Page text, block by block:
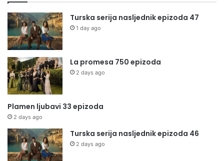
Turska serija nasljednik epizoda 47
1 day ago
La promesa 750 epizoda
2 days ago
Plamen ljubavi 33 epizoda
2 days ago
Turska serija nasljednik epizoda 46
2 days ago